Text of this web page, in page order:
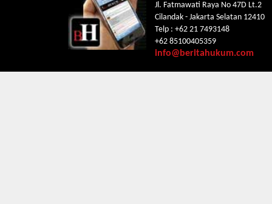
Jl. Fatmawati Raya No 47D Lt.2
Cilandak - Jakarta Selatan 12410
Telp : +62 21 7493148
+62 85100405359
info@beritahukum.com